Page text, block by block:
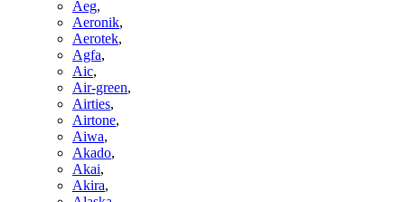
Aeg,
Aeronik,
Aerotek,
Agfa,
Aic,
Air-green,
Airties,
Airtone,
Aiwa,
Akado,
Akai,
Akira,